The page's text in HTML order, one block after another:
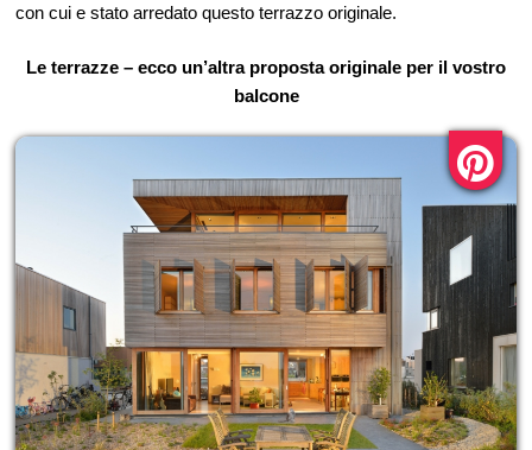
con cui e stato arredato questo terrazzo originale.
Le terrazze – ecco un’altra proposta originale per il vostro
balcone